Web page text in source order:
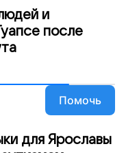
и
после
Помочь
для Ярославы